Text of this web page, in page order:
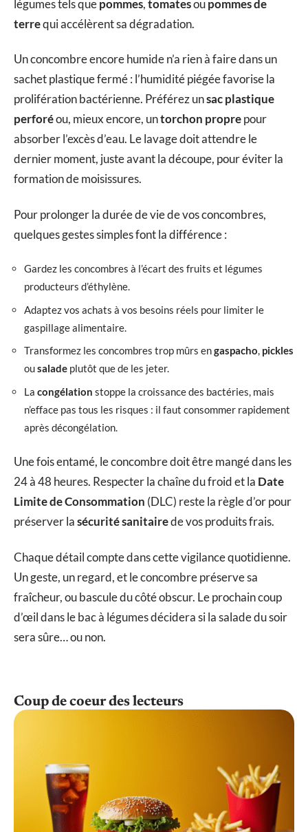
légumes tels quepommes,tomatesoupommes de
terrequi accélèrent sa dégradation.
Un concombre encore humide n’a rien à faire dans un
sachet plastique fermé : l’humidité piégée favorise la
prolifération bactérienne. Préférez unsac plastique
perforéou, mieux encore, untorchon proprepour
absorber l’excès d’eau. Le lavage doit attendre le
dernier moment, juste avant la découpe, pour éviter la
formation de moisissures.
Pour prolonger la durée de vie de vos concombres,
quelques gestes simples font la différence :
Gardez les concombres à l’écart des fruits et légumes
producteurs d’éthylène.
Adaptez vos achats à vos besoins réels pour limiter le
gaspillage alimentaire.
Transformez les concombres trop mûrs engaspacho, pickles
ousalade plutôt que de les jeter.
La congélation stoppe la croissance des bactéries, mais
n’efface pas tous les risques : il faut consommer rapidement
après décongélation.
Une fois entamé, le concombre doit être mangé dans les
24 à 48 heures. Respecter la chaîne du froid et la Date
Limite de Consommation (DLC) reste la règle d’or pour
préserver lasécurité sanitairede vos produits frais.
Chaque détail compte dans cette vigilance quotidienne.
Un geste, un regard, et le concombre préserve sa
fraîcheur, ou bascule du côté obscur. Le prochain coup
d’œil dans le bac à légumes décidera si la salade du soir
sera sûre… ou non.
Coup de coeur des lecteurs